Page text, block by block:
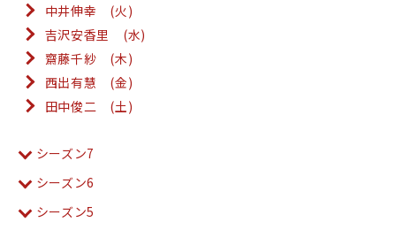
中井伸幸 (火)
吉沢安香里 (水)
齋藤千紗 (木)
西出有慧 (金)
田中俊二 (土)
シーズン7
シーズン6
シーズン5